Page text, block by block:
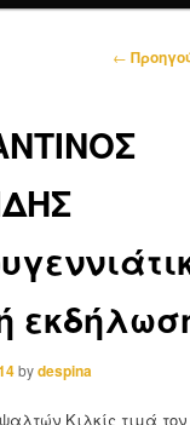
Πλοήγηση
←
bydespina
Κιλκίς τιμά